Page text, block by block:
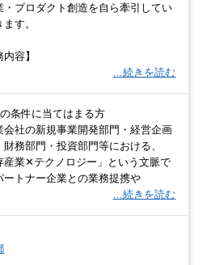
・プロダクト創造を自ら牽引してい
す。
内容】
…続きを読む
条件に当てはまる方
会社の新規事業開発部門・経営企画
財務部門・投資部門等における、
産業✕テクノロジー」という文脈で
ートナー企業との業務提携や
…続きを読む